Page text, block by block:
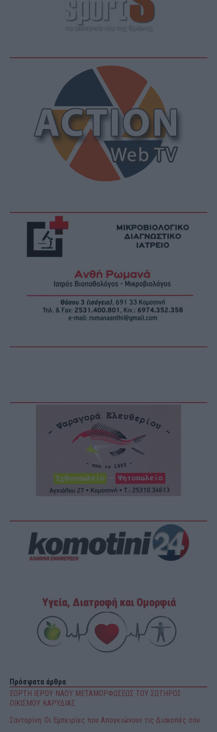
Πρόσφατα άρθρα
ΕΟΡΤΗ ΙΕΡΟΥ ΝΑΟΥ ΜΕΤΑΜΟΡΦΩΣΕΩΣ ΤΟΥ ΣΩΤΗΡΟΣ
ΟΙΚΙΣΜΟΥ ΚΑΡΥΔΙΑΣ.
Σαντορίνη: Οι Εμπειρίες που Απογειώνουν τις Διακοπές σου